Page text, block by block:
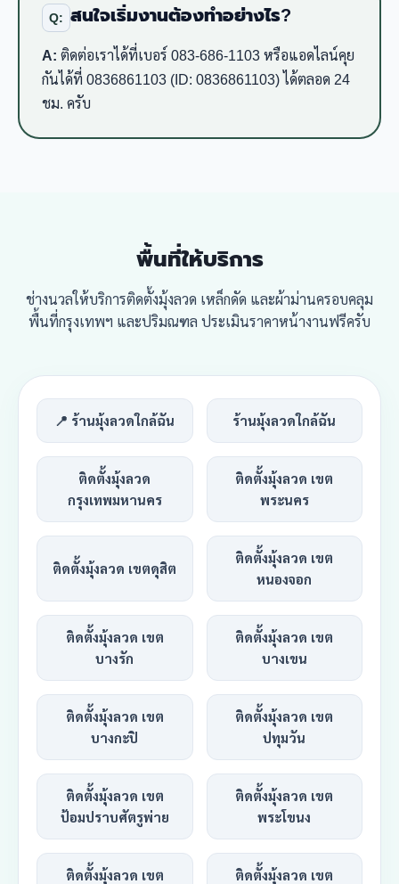
Q: สนใจเริ่มงานต้องทำอย่างไร?
A: ติดต่อเราได้ที่เบอร์ 083-686-1103 หรือแอดไลน์คุย
กันได้ที่ 0836861103 (ID: 0836861103) ได้ตลอด 24
ชม. ครับ
พื้นที่ให้บริการ
ช่างนวลให้บริการติดตั้งมุ้งลวด เหล็กดัด และผ้าม่านครอบคลุม
พื้นที่กรุงเทพฯ และปริมณฑล ประเมินราคาหน้างานฟรีครับ
📍 ร้านมุ้งลวดใกล้ฉัน ร้านมุ้งลวดใกล้ฉัน
ติดตั้งมุ้งลวด
กรุงเทพมหานคร
ติดตั้งมุ้งลวด เขต
พระนคร
ติดตั้งมุ้งลวด เขตดุสิต
ติดตั้งมุ้งลวด เขต
หนองจอก
ติดตั้งมุ้งลวด เขต
บางรัก
ติดตั้งมุ้งลวด เขต
บางเขน
ติดตั้งมุ้งลวด เขต
บางกะปิ
ติดตั้งมุ้งลวด เขต
ปทุมวัน
ติดตั้งมุ้งลวด เขต
ป้อมปราบศัตรูพ่าย
ติดตั้งมุ้งลวด เขต
พระโขนง
ติดตั้งมุ้งลวด เขต
ติดตั้งมุ้งลวด เขต